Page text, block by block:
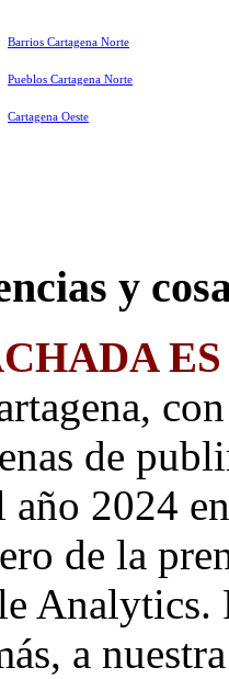
Barrios Cartagena Norte
Pueblos Cartagena Norte
Cartagena Oeste
y
de
2024
de la
Analytics.
a